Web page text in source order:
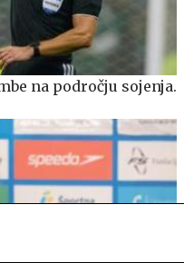
na področju sojenja.